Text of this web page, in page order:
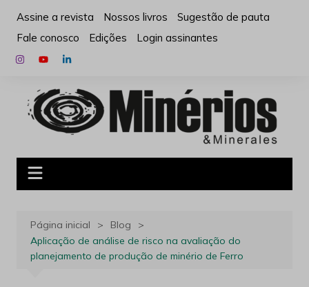
para
conteúdo
Assine a revista Nossos livros
Sugestão de pauta
Fale conosco
Edições Login assinantes
Página inicial
Blog
Aplicação de análise de risco na avaliação do
planejamento de produção de minério de Ferro